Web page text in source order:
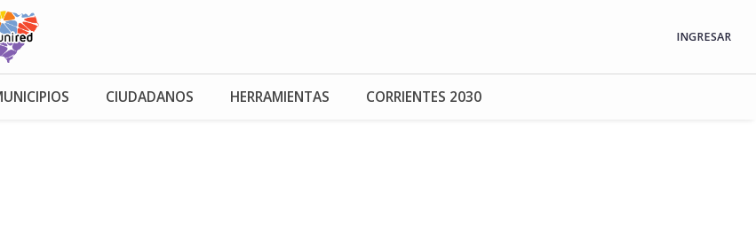
INGRESAR
CIUDADANOS HERRAMIENTAS CORRIENTES 2030